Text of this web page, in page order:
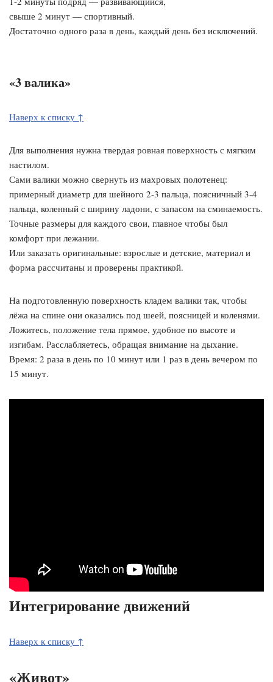
свыше 2 минут — спортивный.
Достаточно одного раза в день, каждый день без исключений.
«3 валика»
Наверх к списку ↑
Для выполнения нужна твердая ровная поверхность с мягким
настилом.
Сами валики можно свернуть из махровых полотенец:
примерный диаметр для шейного 2-3 пальца, поясничный 3-4
пальца, коленный с ширину ладони, с запасом на сминаемость.
Точные размеры для каждого свои, главное чтобы был
комфорт при лежании.
Или заказать оригинальные: взрослые и детские, материал и
форма рассчитаны и проверены практикой.
На подготовленную поверхность кладем валики так, чтобы
лёжа на спине они оказались под шеей, поясницей и коленями.
Ложитесь, положение тела прямое, удобное по высоте и
изгибам. Расслабляетесь, обращая внимание на дыхание.
Время: 2 раза в день по 10 минут или 1 раз в день вечером по
15 минут.
Интегрирование движений
Наверх к списку ↑
«Живот»